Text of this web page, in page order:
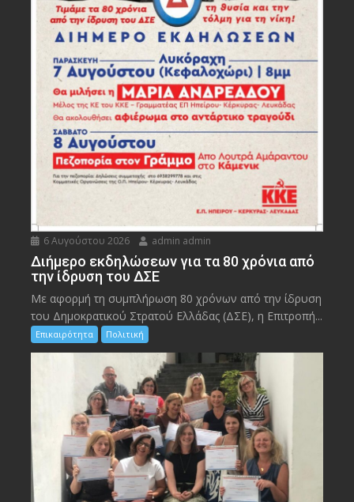
6 Αυγούστου 2026 admin admin
Διήμερο εκδηλώσεων για τα 80 χρόνια από
την ίδρυση του ΔΣΕ
Με αφορμή τη συμπλήρωση 80 χρόνων από την ίδρυση
του Δημοκρατικού Στρατού Ελλάδας (ΔΣΕ), η Επιτροπή...
Επικαιρότητα Πολιτική